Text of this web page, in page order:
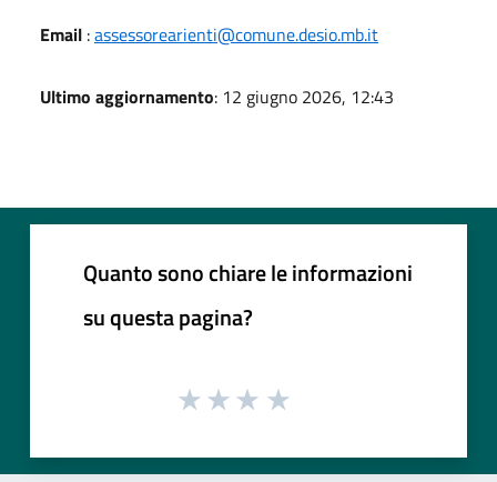
Email :assessorearienti@comune.desio.mb.it
Ultimo aggiornamento: 12 giugno 2026, 12:43
Quanto sono chiare le informazioni
su questa pagina?